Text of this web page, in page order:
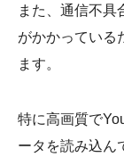
また、通信不具
がかかっている
ます。
特に高画質で
ータを読み込ん